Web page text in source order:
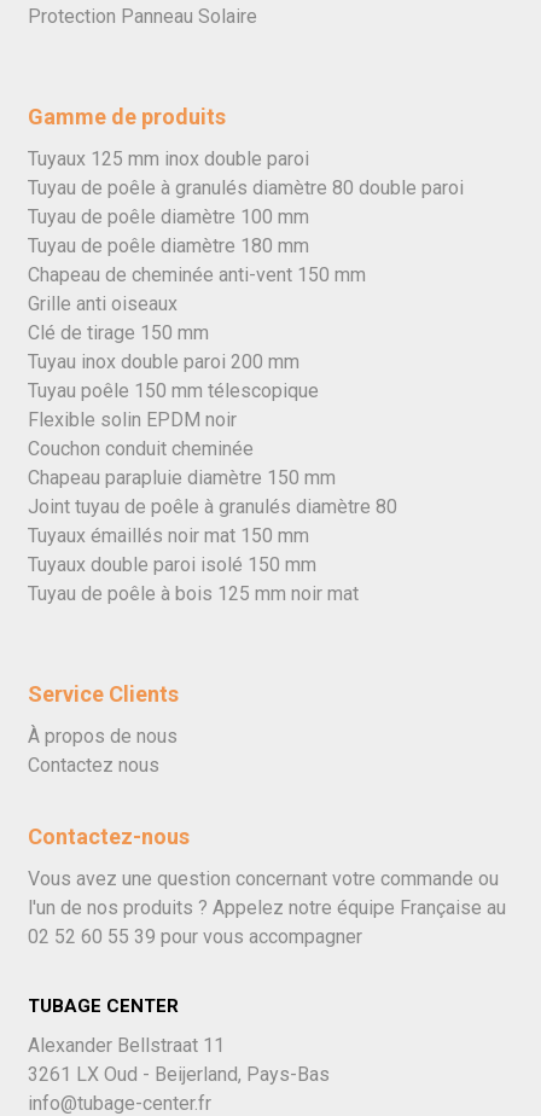
Protection Panneau Solaire
Gamme de produits
Tuyaux 125 mm inox double paroi
Tuyau de poêle à granulés diamètre 80 double paroi
Tuyau de poêle diamètre 100 mm
Tuyau de poêle diamètre 180 mm
Chapeau de cheminée anti-vent 150 mm
Grille anti oiseaux
Clé de tirage 150 mm
Tuyau inox double paroi 200 mm
Tuyau poêle 150 mm télescopique
Flexible solin EPDM noir
Couchon conduit cheminée
Chapeau parapluie diamètre 150 mm
Joint tuyau de poêle à granulés diamètre 80
Tuyaux émaillés noir mat 150 mm
Tuyaux double paroi isolé 150 mm
Tuyau de poêle à bois 125 mm noir mat
Service Clients
À propos de nous
Contactez nous
Contactez-nous
Vous avez une question concernant votre commande ou
l'un de nos produits ? Appelez notre équipe Française au
02 52 60 55 39 pour vous accompagner
TUBAGE CENTER
Alexander Bellstraat 11
3261 LX Oud - Beijerland, Pays-Bas
info@tubage-center.fr